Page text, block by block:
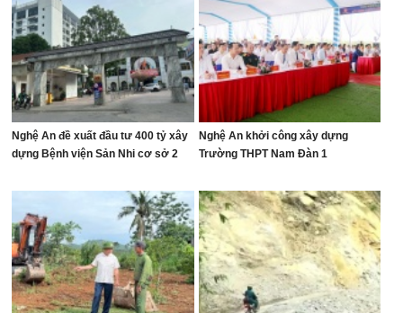
Nghệ An đề xuất đầu tư 400 tỷ xây
dựng Bệnh viện Sản Nhi cơ sở 2
Nghệ An khởi công xây dựng
Trường THPT Nam Đàn 1